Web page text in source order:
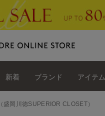
新着 ブランド アイテム
（盛岡川徳SUPERIOR CLOSET）